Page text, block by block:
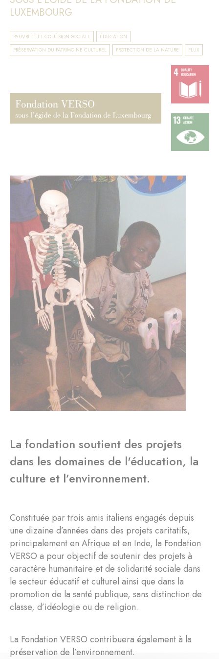
LUXEMBOURG
PAUVRETÉ ET COHÉSION SOCIALE
ÉDUCATION
PRÉSERVATION DU PATRIMOINE CULTUREL
PROTECTION DE LA NATURE FLUX
La fondation soutient des projets
dans les domaines de l'éducation, la
culture et l’environnement.
Constituée par trois amis italiens engagés depuis
une dizaine d’années dans des projets caritatifs,
principalement en Afrique et en Inde, la Fondation
VERSO a pour objectif de soutenir des projets à
caractère humanitaire et de solidarité sociale dans
le secteur éducatif et culturel ainsi que dans la
promotion de la santé publique, sans distinction de
classe, d’idéologie ou de religion.
La Fondation VERSO contribuera également à la
préservation de l’environnement.